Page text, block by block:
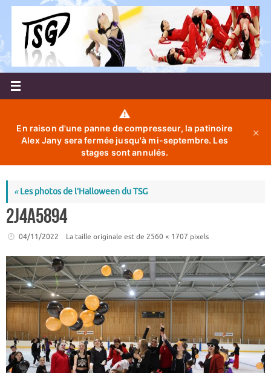
Passer
contenu
⚠️
En raison d'une panne de compresseur, la patinoire
Alex Jany sera fermée jusqu'à mi-septembre. Les
stages sont annulés.
✕
«Les photos de l’Halloween du TSG
2J4A5894
04/11/2022 La taille originale est de 2560 × 1707 pixels